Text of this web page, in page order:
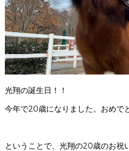
光翔の誕生日！！
今年で20歳になりました。おめで
ということで、光翔の20歳のお祝